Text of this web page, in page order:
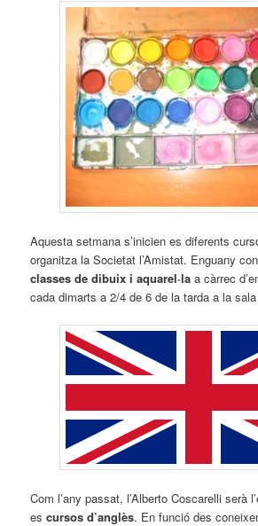
Aquesta setmana s’inicien es diferents
organitza la Societat l’Amistat. Enguany
classes de dibuix i aquarel·la a càrrec
cada dimarts a 2/4 de 6 de la tarda a la
Com l’any passat, l’Alberto Coscarelli serà
escursos d’anglès. En funció des